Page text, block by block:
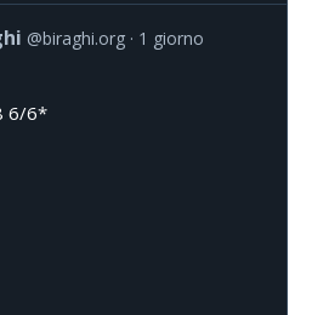
@biraghi.org 1 giorno
6/6*